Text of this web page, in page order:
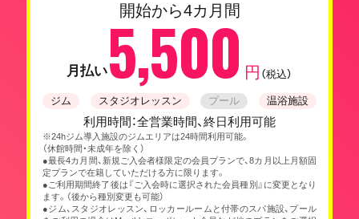
開始から4カ月間
月払い5,500 円 （税込）
ジム スタジオレッスン プール 温浴施設
利用時間：全営業時間、終日利用可能
※24hジム導入施設のジムエリアは24時間利用可能。
（休館時間・未成年を除く）
●最長4カ月間、新規ご入会者様限定の会員プランで、8カ月以上月額固
定プランで在籍していただける方に限ります。
●ご利用期間終了後は『ご入会時に選択された会員種別』に変更となり
ます。（後から種別変更も可能）
●ジム、スタジオレッスン、ロッカールームと付帯のスパ施設、プール